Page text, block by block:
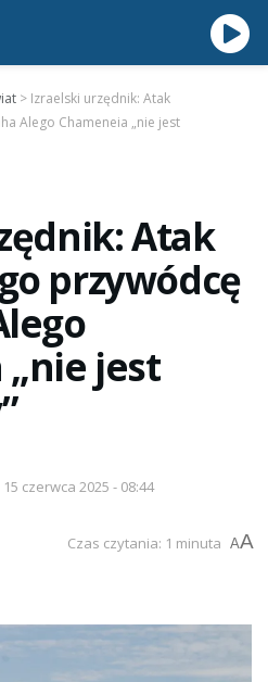
> Izraelski urzędnik: Atak
Alego Chameneia „nie jest
Atak
przywódcę
„nie jest
15 czerwca 2025 - 08:44
Czas czytania: 1 minuta AA